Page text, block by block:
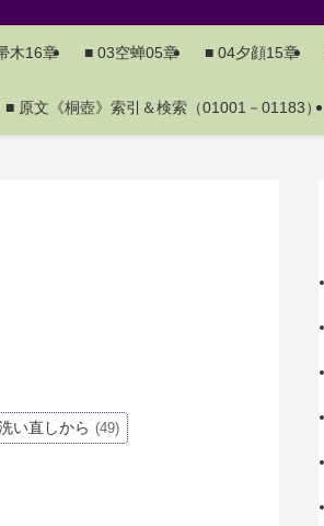
木16章 ■ 03空蝉05章 ■ 04夕顔15章
■ 原文《桐壺》索引＆検索（01001－01183）
直しから (49)